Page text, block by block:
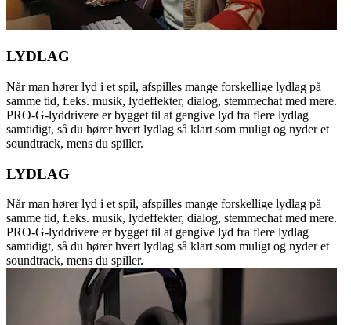
LYDLAG
Når man hører lyd i et spil, afspilles mange forskellige lydlag på
samme tid, f.eks. musik, lydeffekter, dialog, stemmechat med mere.
PRO-G-lyddrivere er bygget til at gengive lyd fra flere lydlag
samtidigt, så du hører hvert lydlag så klart som muligt og nyder et
soundtrack, mens du spiller.
LYDLAG
Når man hører lyd i et spil, afspilles mange forskellige lydlag på
samme tid, f.eks. musik, lydeffekter, dialog, stemmechat med mere.
PRO-G-lyddrivere er bygget til at gengive lyd fra flere lydlag
samtidigt, så du hører hvert lydlag så klart som muligt og nyder et
soundtrack, mens du spiller.